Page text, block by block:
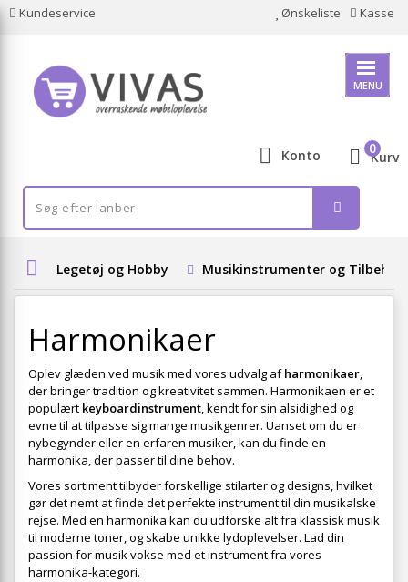
Kundeservice Ønskeliste Kasse
MENU
Konto Kurv
0
Legetøj og Hobby Musikinstrumenter og Tilbehør
Harmonikaer
Oplev glæden ved musik med vores udvalg afharmonikaer,
der bringer tradition og kreativitet sammen. Harmonikaen er et
populært keyboardinstrument, kendt for sin alsidighed og
evne til at tilpasse sig mange musikgenrer. Uanset om du er
nybegynder eller en erfaren musiker, kan du finde en
harmonika, der passer til dine behov.
Vores sortiment tilbyder forskellige stilarter og designs, hvilket
gør det nemt at finde det perfekte instrument til din musikalske
rejse. Med en harmonika kan du udforske alt fra klassisk musik
til moderne toner, og skabe unikke lydoplevelser. Lad din
passion for musik vokse med et instrument fra vores
harmonika-kategori.